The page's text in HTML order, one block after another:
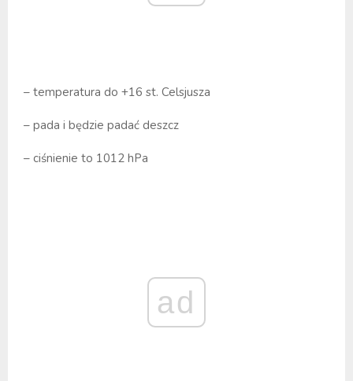
– temperatura do +16 st. Celsjusza
– pada i będzie padać deszcz
– ciśnienie to 1012 hPa
ad